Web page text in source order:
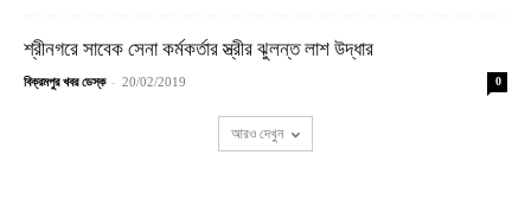
শ্রীনগরে সাবেক সেনা কর্মকর্তার স্ত্রীর ঝুলন্ত লাশ উদ্ধার
বিক্রমপুর খবর ডেস্ক - 20/02/2019 0
আরও দেখুন